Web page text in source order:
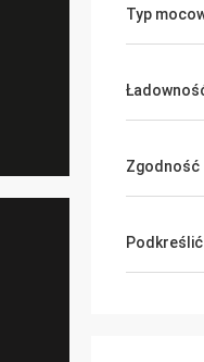
Typ
Zgodność
Podkreślić